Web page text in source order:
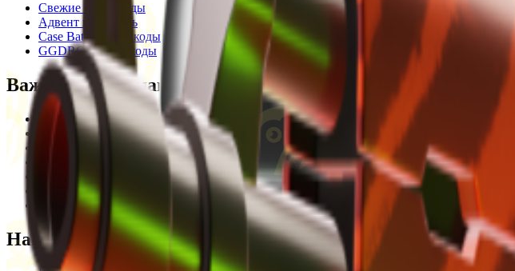
Свежие промокоды
Адвент календарь
Case Battle промокоды
GGDROP промокоды
Важная информация
Пользовательское соглашение
Privacy Policy
Отказ от ответственности
Редакционная политика
Legal Opinion
Контакты
Наши режимы